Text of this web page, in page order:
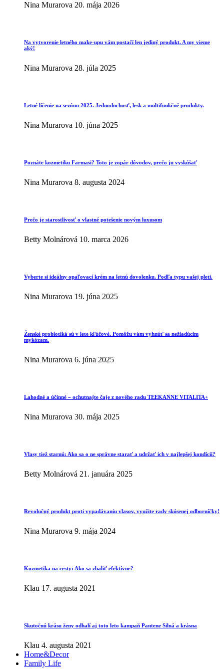
Nina Murarova 20. mája 2026
Na vytvorenie letného make-upu vám postačí len jediný produkt. A my vieme
aký!
Nina Murarova 28. júla 2025
Letné líčenie na sezónu 2025. Jednoduchosť, lesk a multifunkčné produkty.
Nina Murarova 10. júna 2025
Poznáte kozmetiku Farmasi? Toto je zopár dôvodov, prečo ju vyskúšať
Nina Murarova 8. augusta 2024
Prečo je starostlivosť o vlastné potešenie novým luxusom
Betty Molnárová 10. marca 2026
Vyberte si ideálny opaľovací krém na letnú dovolenku. Podľa typu vašej pleti.
Nina Murarova 19. júna 2025
Ženské probiotiká sú v lete kľúčové. Pomôžu vám vyhnúť sa nežiadúcim
mykózam.
Nina Murarova 6. júna 2025
Lahodné a účinné – ochutnajte čaje z nového radu TEEKANNE VITALITA+
Nina Murarova 30. mája 2025
Vlasy tiež starnú: Ako sa o ne správne starať a udržať ich v najlepšej kondícii?
Betty Molnárová 21. januára 2025
Revolučný produkt proti vypadávaniu vlasov, využite rady skúsenej odborníčky!
Nina Murarova 9. mája 2024
Kozmetika na cesty: Ako sa zbaliť efektívne?
Klau 17. augusta 2021
Skutočnú krásu ženy odhalí aj toto leto kampaň Pantene Silná a krásna
Klau 4. augusta 2021
Home&Decor
Family Life